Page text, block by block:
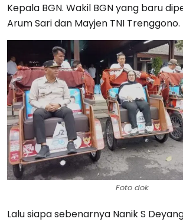
Kepala BGN. Wakil BGN yang baru
Arum Sari dan Mayjen TNI Trenggono.
Foto dok
Lalu siapa sebenarnya Nanik S